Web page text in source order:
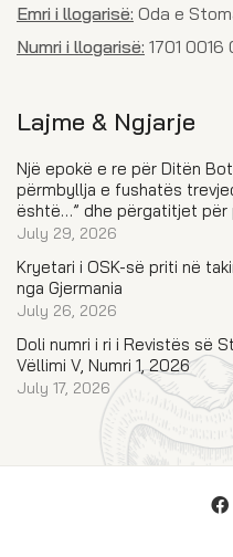
Emri i llogarisë: Oda e
Numri i llogarisë: 1701
Lajme & Ngjarje
Një epokë e re për Ditën
përmbyllja e fushatës
është…” dhe përgatitjet
July 29, 2026
Kryetari i OSK-së priti në
nga Gjermania
July 26, 2026
Doli numri i ri i Revistës së
Vëllimi V, Numri 1, 2026
July 17, 2026